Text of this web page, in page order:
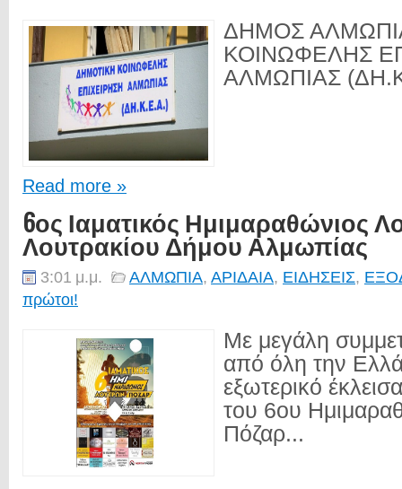
ΔΗΜΟΣ
ΚΟΙΝΩΦΕΛΗΣ
ΑΛΜΩΠΙΑΣ
Read more »
6ος Ιαματικός Ημιμαραθώνιος
Λουτρακίου Δήμου Αλμωπίας
3:01 μ.μ. ΑΛΜΩΠΙΑ, ΑΡΙΔΑΙΑ, ΕΙΔΗΣΕΙΣ,
πρώτοι!
Με μεγάλη
από όλη την
εξωτερικό
του 6ου
Πόζαρ...